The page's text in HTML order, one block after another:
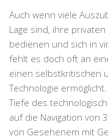
Auch wenn viele
Lage sind, ihre
bedienen und sich in
fehlt es doch oft an
einen selbstkritischen
Technologie
Tiefe des
auf die Navigation von
von Gesehenem mit